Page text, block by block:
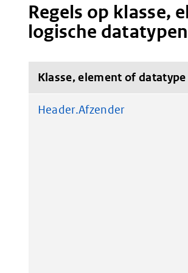
Regels op klasse,
logische datatypen
Klasse, element of datatype
Header.Afzender